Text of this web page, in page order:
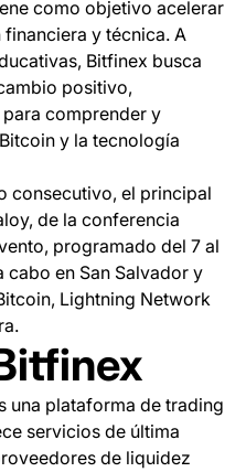
como objetivo acelerar
y técnica. A
Bitfinex busca
positivo,
comprender y
y la tecnología
consecutivo, el principal
de la conferencia
programado del 7 al
cabo en San Salvador y
Lightning Network
una plataforma de trading
servicios de última
de liquidez